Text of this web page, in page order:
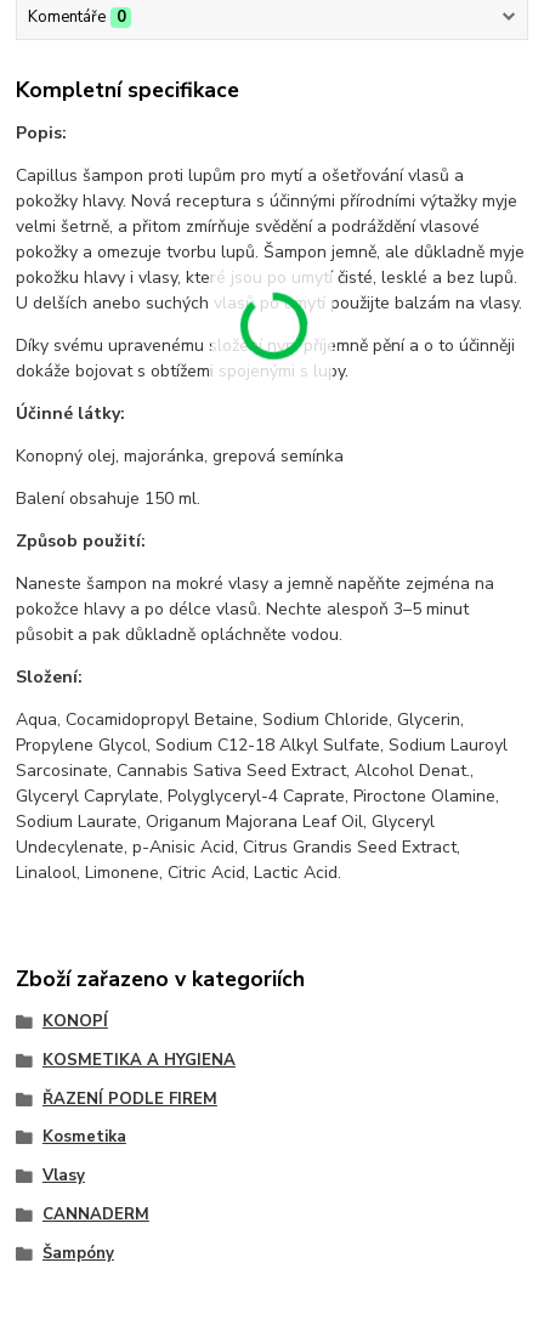
Komentáře 0
Kompletní specifikace
Popis:
Capillus šampon proti lupům pro mytí a ošetřování vlasů a
pokožky hlavy. Nová receptura s účinnými přírodními výtažky myje
velmi šetrně, a přitom zmírňuje svědění a podráždění vlasové
pokožky a omezuje tvorbu lupů. Šampon jemně, ale důkladně myje
pokožku hlavy i vlasy, které jsou po umytí čisté, lesklé a bez lupů.
U delších anebo suchých vlasů po umytí použijte balzám na vlasy.
Díky svému upravenému složení nyní příjemně pění a o to účinněji
dokáže bojovat s obtížemi spojenými s lupy.
Účinné látky:
Konopný olej, majoránka, grepová semínka
Balení obsahuje 150 ml.
Způsob použití:
Naneste šampon na mokré vlasy a jemně napěňte zejména na
pokožce hlavy a po délce vlasů. Nechte alespoň 3–5 minut
působit a pak důkladně opláchněte vodou.
Složení:
Aqua, Cocamidopropyl Betaine, Sodium Chloride, Glycerin,
Propylene Glycol, Sodium C12-18 Alkyl Sulfate, Sodium Lauroyl
Sarcosinate, Cannabis Sativa Seed Extract, Alcohol Denat.,
Glyceryl Caprylate, Polyglyceryl-4 Caprate, Piroctone Olamine,
Sodium Laurate, Origanum Majorana Leaf Oil, Glyceryl
Undecylenate, p-Anisic Acid, Citrus Grandis Seed Extract,
Linalool, Limonene, Citric Acid, Lactic Acid.
Zboží zařazeno v kategoriích
KONOPÍ
KOSMETIKA A HYGIENA
ŘAZENÍ PODLE FIREM
Kosmetika
Vlasy
CANNADERM
Šampóny